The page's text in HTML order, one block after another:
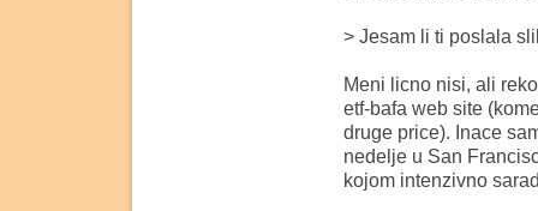
> Jesam li ti poslala
Meni licno nisi, ali
etf-bafa web site
druge price). Inace
nedelje u San
kojom intenzivno